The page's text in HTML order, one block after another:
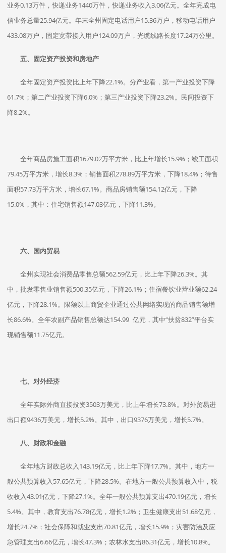
业务0.13万件，快递业务1440万件，快递业务收入3.06亿元。全年完成电
信业务总量25.94亿元。年末全州固定电话用户15.36万户，移动电话用户
433.08万户，固定宽带接入用户124.09万户，光缆线路长度17.24万公里。
五、固定资产投资和房地产
全年固定资产投资比上年下降22.1%。分产业看，第一产业投资下降
61.7%；第二产业投资下降6.0%；第三产业投资下降23.2%。民间投资下
降8.2%。
全年商品房施工面积1679.02万平方米，比上年增长15.9%；竣工面积
79.45万平方米，增长8.3%；销售面积278.89万平方米，下降18.4%；待售
面积57.73万平方米，增长67.1%。商品房销售额154.12亿元，下降
15.0%，其中：住宅销售额147.03亿元，下降11.3%。
六、国内贸易
全州实现社会消费品零售总额562.59亿元，比上年下降26.3%。其
中，批发零售业销售额500.35亿元，下降26.1%；住宿餐饮业营业额62.24
亿元，下降28.1%。限额以上商贸企业通过公共网络实现的商品销售额增
长86.6%。全年农副产品销售总额达154.99 亿元，其中“扶贫832”平台实
现销售额11.75亿元。
七、对外经济
全年实际外商直接投资3503万美元，比上年增长73.8%。对外贸易进
出口额9436万美元，增长5.2%。其中，出口9376万美元，增长5.7%。
八、财政和金融
全年地方财政总收入143.19亿元，比上年下降17.7%。其中，地方一
般公共预算收入57.65亿元，下降28.5%。在地方一般公共预算收入中，税
收收入43.91亿元，下降27.1%。全年一般公共预算支出470.19亿元，增长
5.4%。其中，教育支出76.78亿元，增长1.2%；卫生健康支出51.68亿元，
增长24.7%；社会保障和就业支出70.81亿元，增长15.9%；灾害防治及应
急管理支出6.66亿元，增长47.3%；农林水支出86.31亿元，增长10.8%。